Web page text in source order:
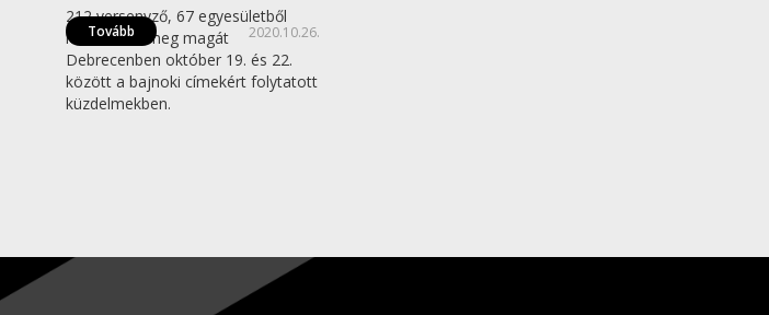
212 versenyző, 67 egyesületből
mérettette meg magát
Debrecenben október 19. és 22.
között a bajnoki címekért folytatott
küzdelmekben.
Tovább 2020.10.26.